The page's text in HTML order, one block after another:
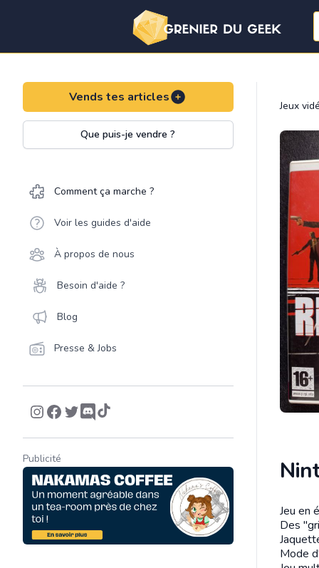
Vends tes articles
Que puis-je vendre ?
Comment ça marche ?
Voir les guides d'aide
À propos de nous
Besoin d'aide ?
Blog
Presse & Jobs
Publicité
Jeux
Jeu en
Des
Mode